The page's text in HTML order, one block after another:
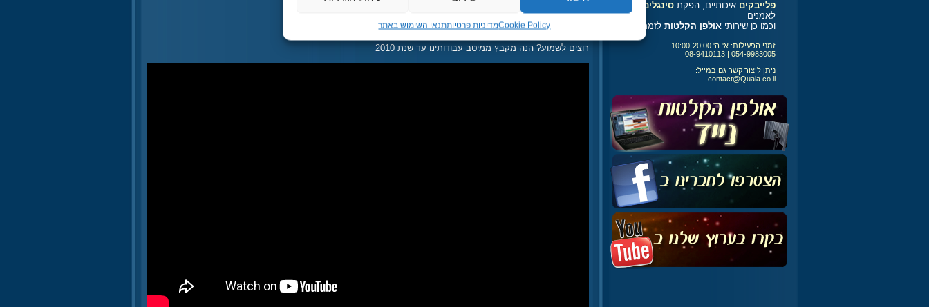
Cookie Policyמדיניות פרטיותתנאי השימוש באתר
רוצים לשמוע? הנה מקבץ ממיטב עבודותינו עד שנת 2010
פלייבקים איכותיים, הפקת סינגלים
לאמנים
וכמו כן שירותי אולפן הקלטות לזמרים
זמני הפעילות: א'-ה' 10:00-20:00
054-9983005 | 08-9410113
ניתן ליצור קשר גם במייל:
contact@Quala.co.il